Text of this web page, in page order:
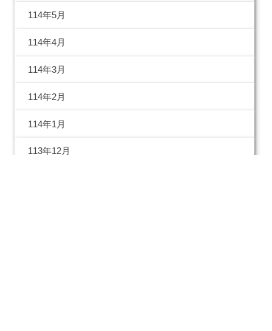
114年5月
114年4月
114年3月
114年2月
114年1月
113年12月